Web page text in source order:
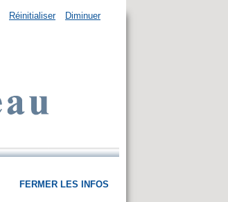
Réinitialiser Diminuer
FERMER LES INFOS